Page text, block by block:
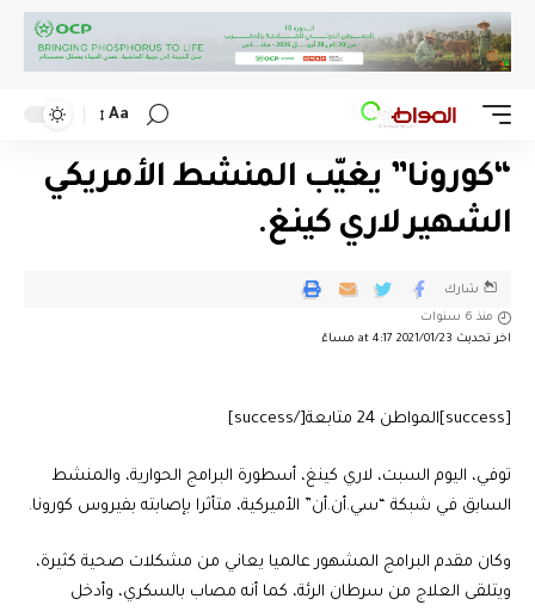
Aa
“كورونا” يغيّب المنشط الأمريكي
الشهير لاري كينغ.
اخر تحديث 2021/01/23 at 4:17 مساءً
منذ 6 سنوات
شارك
[success]المواطن 24 متابعة[/success]
توفي، اليوم السبت، لاري كينغ، أسطورة البرامج الحوارية، والمنشط
السابق في شبكة “سي.أن.أن” الأميركية، متأثرا بإصابته بفيروس كورونا.
وكان مقدم البرامج المشهور عالميا يعاني من مشكلات صحية كثيرة،
ويتلقى العلاج من سرطان الرئة، كما أنه مصاب بالسكري، وأدخل